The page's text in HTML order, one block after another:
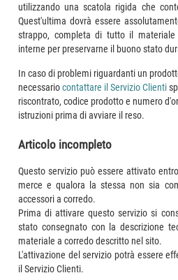
utilizzando una scatola rigida che
Quest'ultima dovrà essere
strappo, completa di tutto il
interne per preservarne il buono stato
In caso di problemi riguardanti un
necessariocontattare il Servizio Clienti
riscontrato, codice prodotto e numero
istruzioni prima di avviare il reso.
Articolo incompleto
Questo servizio può essere attivato
merce e qualora la stessa non sia
accessori a corredo.
Prima di attivare questo servizio si
stato consegnato con la descrizione
materiale a corredo descritto nel sito.
L'attivazione del servizio potrà essere
il Servizio Clienti.